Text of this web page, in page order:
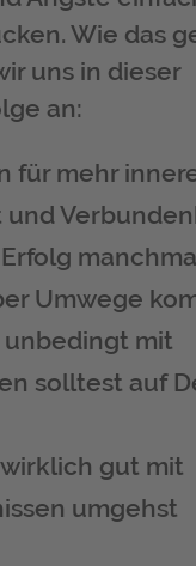
Wie das
uns in dieser
an:
für mehr
und
Umwege
unbedingt mit
solltest auf
gut mit
umgehst